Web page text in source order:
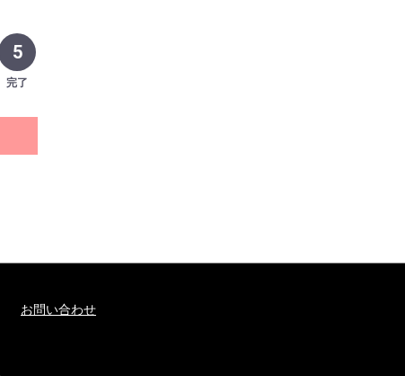
5
完了
お問い合わせ